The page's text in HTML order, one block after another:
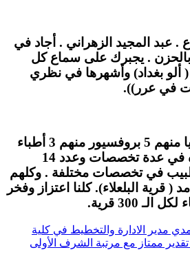
. عبد المجيد الزهراني . أجاد في
بالحزن . يجبرك على سماع كل
( ألو بغداد) وأشهرها في نظري
في عرر)).
83 حاملي مؤهلات عليا منهم 5 بروفسيور منهم 3 أطباء
و32 يحملون الدكتوراه في عدة تخصصات وعدد 14
طب و32 طبيب في تخصصات مختلفة . وكلهم
قرية البلعلاء). كلنا اعتزاز وفخر
300 قرية.
مدير الادارة والتخطيط في كلية
تقدير ممتاز مع مرتبة الشرف الأولى